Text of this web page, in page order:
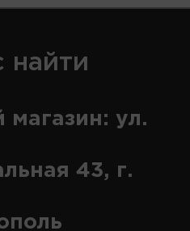
найти
магазин: ул.
43, г.